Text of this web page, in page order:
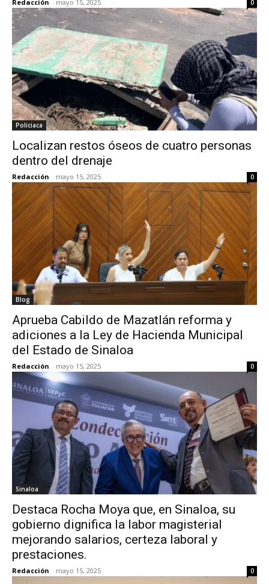
Redacción - mayo 15, 2025 0
Policiaca
Localizan restos óseos de cuatro personas
dentro del drenaje
Redacción - mayo 15, 2025 0
Blog
Aprueba Cabildo de Mazatlán reforma y
adiciones a la Ley de Hacienda Municipal
del Estado de Sinaloa
Redacción - mayo 15, 2025 0
Sinaloa
Destaca Rocha Moya que, en Sinaloa, su
gobierno dignifica la labor magisterial
mejorando salarios, certeza laboral y
prestaciones.
Redacción - mayo 15, 2025 0